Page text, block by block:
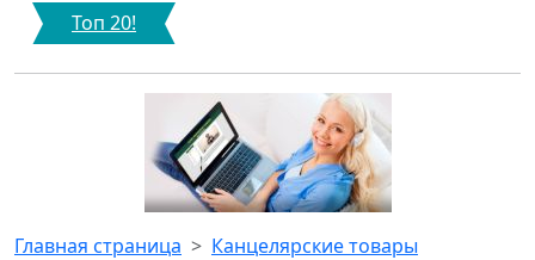
Топ 20!
Главная страница
Канцелярские товары